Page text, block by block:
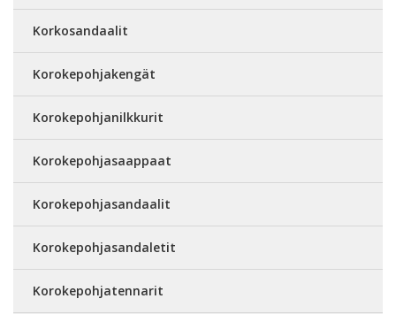
Korkosandaalit
Korokepohjakengät
Korokepohjanilkkurit
Korokepohjasaappaat
Korokepohjasandaalit
Korokepohjasandaletit
Korokepohjatennarit